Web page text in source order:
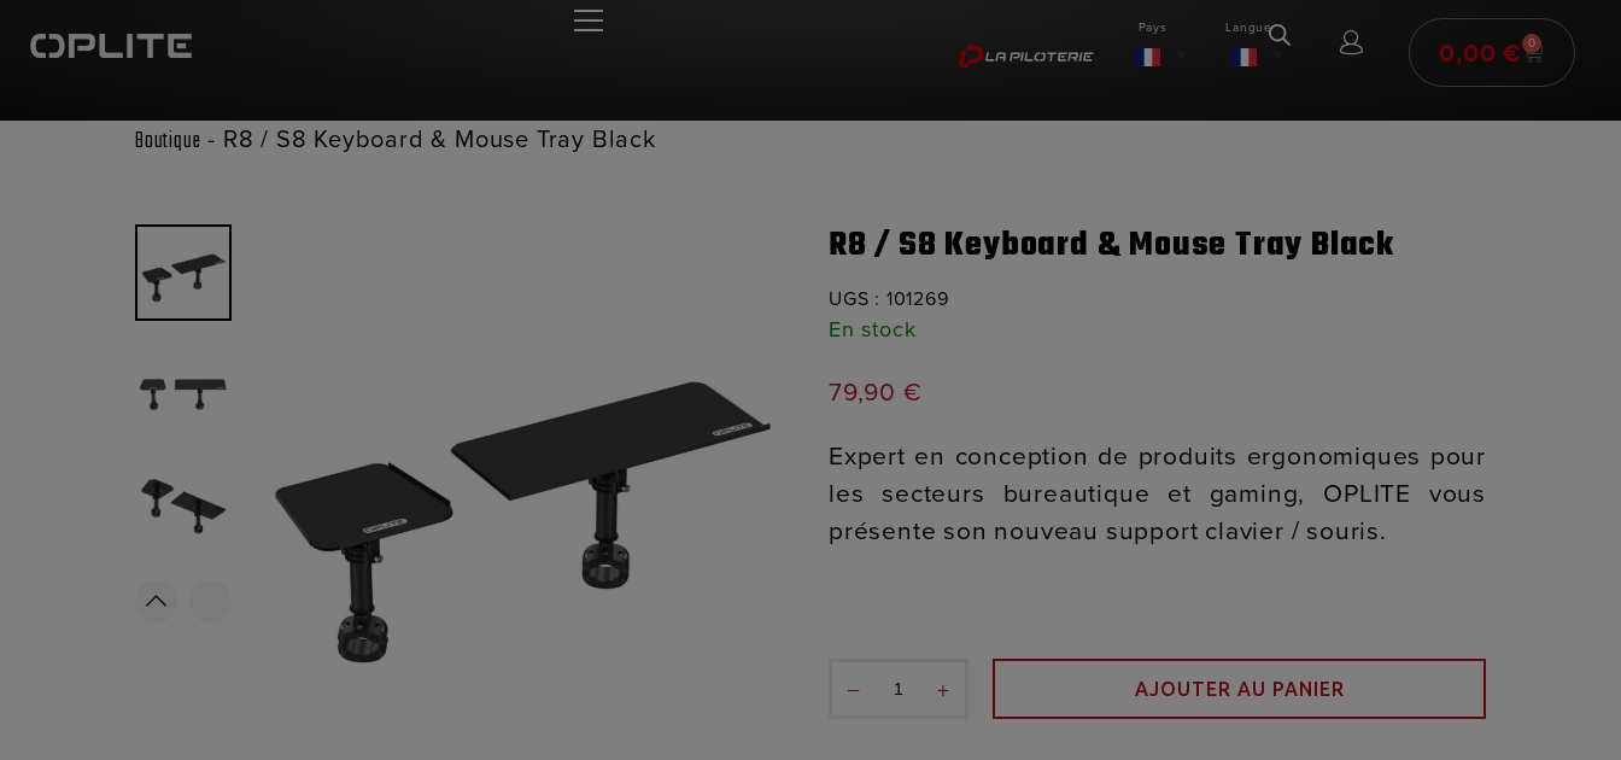
Pays Langue
0,00€ 0
Boutique - R8 / S8 Keyboard & Mouse Tray Black
R8 / S8 Keyboard & Mouse Tray Black
UGS : 101269
En stock
79,90 €
Expert en conception de produits ergonomiques pour
les secteurs bureautique et gaming, OPLITE vous
présente son nouveau support clavier / souris.
− + AJOUTER AU PANIER